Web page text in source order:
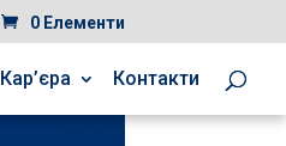
0 Елементи
Кар’єра Контакти